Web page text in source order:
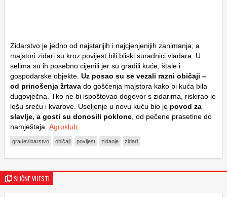
Zidarstvo je jedno od najstarijih i najcjenjenijih zanimanja, a
majstori zidari su kroz povijest bili bliski suradnici vladara. U
selima su ih posebno cijenili jer su gradili kuće, štale i
gospodarske objekte. Uz posao su se vezali razni običaji –
od prinošenja žrtava do gošćenja majstora kako bi kuća bila
dugovječna. Tko ne bi ispoštovao dogovor s zidarima, riskirao je
lošu sreću i kvarove. Useljenje u novu kuću bio je povod za
slavlje, a gosti su donosili poklone , od pečene prasetine do
namještaja. Agroklub
građevinarstvo običaji povijest zidanje zidari
SLIČNE VIJESTI